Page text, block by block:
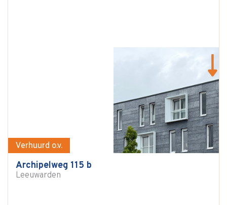
Verhuurd o.v.
Archipelweg 115 b
Leeuwarden